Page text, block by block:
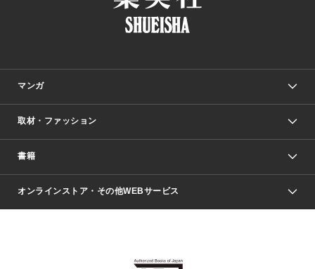
マンガ
少年マンガ
Vジャンプ
週刊ヤングジャンプ
取材・ファッション
Seventeen
芸能・情報・スポーツ
書籍
文芸・文庫・総合
オンラインストア・その他WEBサービス